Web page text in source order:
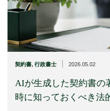
契約書, 行政書士 2026.05.02
AIが生成した契約書の
時に知っておくべき法